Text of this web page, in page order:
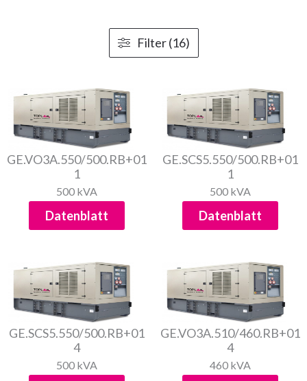
Filter (16)
GE.VO3A.550/500.RB+01
1
500 kVA
Datenblatt
GE.SCS5.550/500.RB+01
1
500 kVA
Datenblatt
GE.SCS5.550/500.RB+01
4
500 kVA
GE.VO3A.510/460.RB+01
4
460 kVA